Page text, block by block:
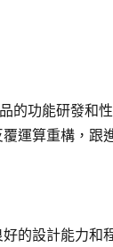
的功能研發和
運算重構，跟
的設計能力和